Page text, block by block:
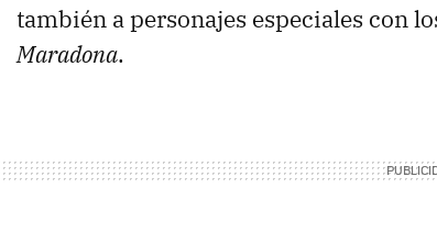
también a personajes especiales con
Maradona.